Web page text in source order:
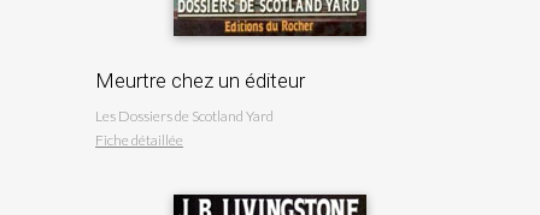
Meurtre chez un éditeur
Les Dossiers de Scotland Yard
Fiche détaillée